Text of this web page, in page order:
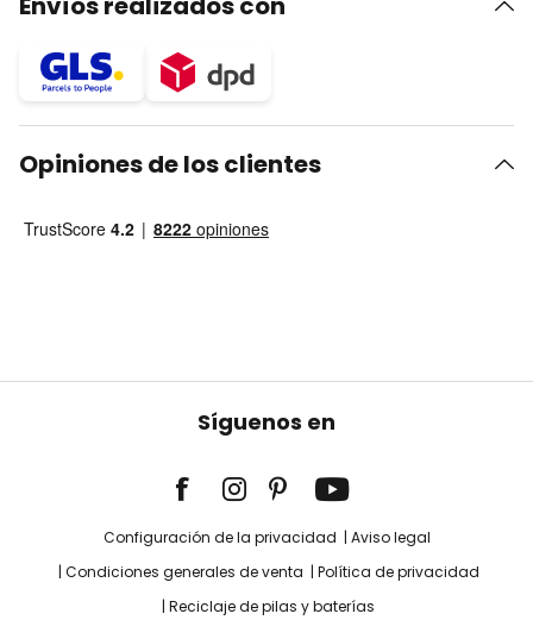
Opiniones de los clientes
Síguenos en
Configuración de la privacidad
Aviso legal
Condiciones generales de venta
Política de privacidad
Reciclaje de pilas y baterías